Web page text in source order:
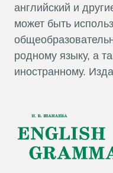
английский и
может быть
родному языку, а
иностранному.